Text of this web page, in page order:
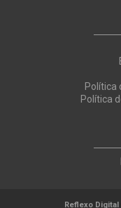
Política
Política
Reflexo Digital